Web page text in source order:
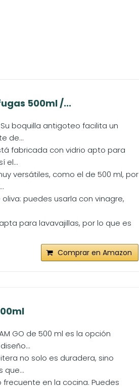
500ml /...
boquilla antigoteo facilita un
de...
fabricada con vidrio apto para
el...
versátiles, como el de 500 ml, por
puedes usarla con vinagre,
para lavavajillas, por lo que es
Comprar en Amazon
GO de 500 ml es la opción
no solo es duradera, sino
que...
en la cocina. Puedes